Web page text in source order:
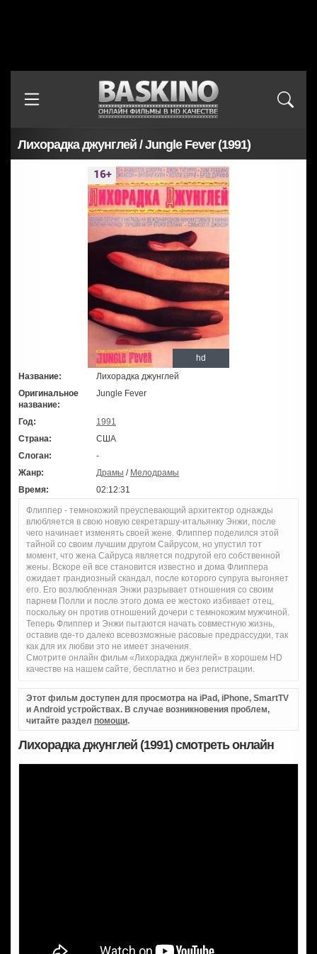
Лихорадка джунглей / Jungle Fever (1991)
hd
Название:
Лихорадка джунглей
Оригинальное
название:
Jungle Fever
Год:
1991
Страна:
США
Слоган:
-
Жанр:
Драмы / Мелодрамы
Время:
02:12:31
Флиппер - темнокожий преуспевающий архитектор однажды
влюбляется в свою новую секретаршу-итальянку Энжи, после
чего начинает изменять своей жене. Флиппер поделился этой
тайной со своим лучшим другом Сайрусом, но упустил тот
момент, что жена Сайруса является подругой его собственной
жены. Вскоре ей все становится известно и дома Флиппера
ожидает грандиозный скандал, после которого супруга выгоняет
его. Его возлюбленная Энжи разрывает отношения со своим
парнем Полли и после этого дома ее жестоко избивает отец,
поскольку он против отношений дочери с темнокожим мужчиной.
Теперь Флиппер и Энжи пытаются начать совместную жизнь,
оставив где-то далеко всевозможные расовые предрассудки, так
как для их любви это не имеет значения.
Смотрите онлайн фильм «Лихорадка джунглей» в хорошем HD
качестве на нашем сайте, бесплатно и без регистрации.
Этот фильм доступен для просмотра на iPad, iPhone, SmartTV
и Android устройствах. В случае возникновения проблем,
читайте раздел помощи.
Лихорадка джунглей (1991) смотреть онлайн